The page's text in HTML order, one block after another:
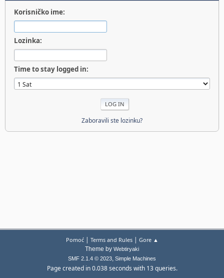
Korisničko ime:
Lozinka:
Time to stay logged in:
Zaboravili ste lozinku?
Pomoć| Terms and Rules| Gore ▲
Theme by Webtiryaki
SMF 2.1.4 © 2023, Simple Machines
Page created in 0.038 seconds with 13 queries.